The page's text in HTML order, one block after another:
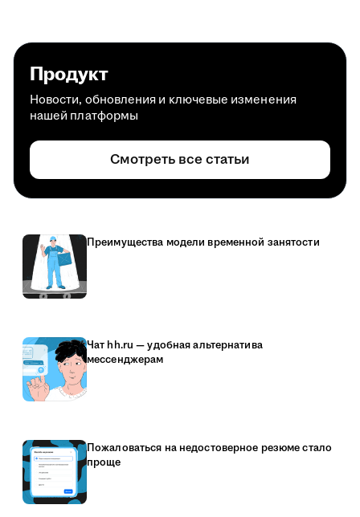
Продукт
Новости, обновления и ключевые изменения
нашей платформы
Смотреть все статьи
Преимущества модели временной занятости
Чат hh.ru — удобная альтернатива
мессенджерам
Пожаловаться на недостоверное резюме стало
проще